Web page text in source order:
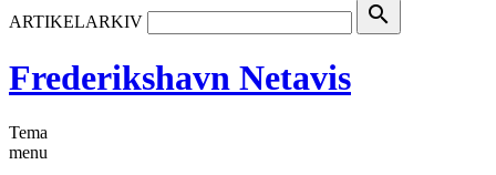
ARTIKELARKIV search
Frederikshavn Netavis
Tema
menu